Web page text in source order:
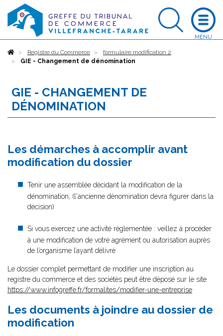
AccueilRegistre du Commerce
formulaire modification 2
GIE - Changement de dénomination
GIE - CHANGEMENT DE
DÉNOMINATION
Les démarches à accomplir avant
modification du dossier
Tenir une assemblée décidant la modification de la
dénomination, (l'ancienne dénomination devra figurer dans la
décision)
Si vous exercez une activité réglementée : veillez à procéder
à une modification de votre agrément ou autorisation auprès
de l’organisme l’ayant délivré
Le dossier complet permettant de modifier une inscription au
registre du commerce et des sociétés peut être déposé sur le site
https://www.infogreffe.fr/formalites/modifier-une-entreprise
Les documents à joindre au dossier de
modification